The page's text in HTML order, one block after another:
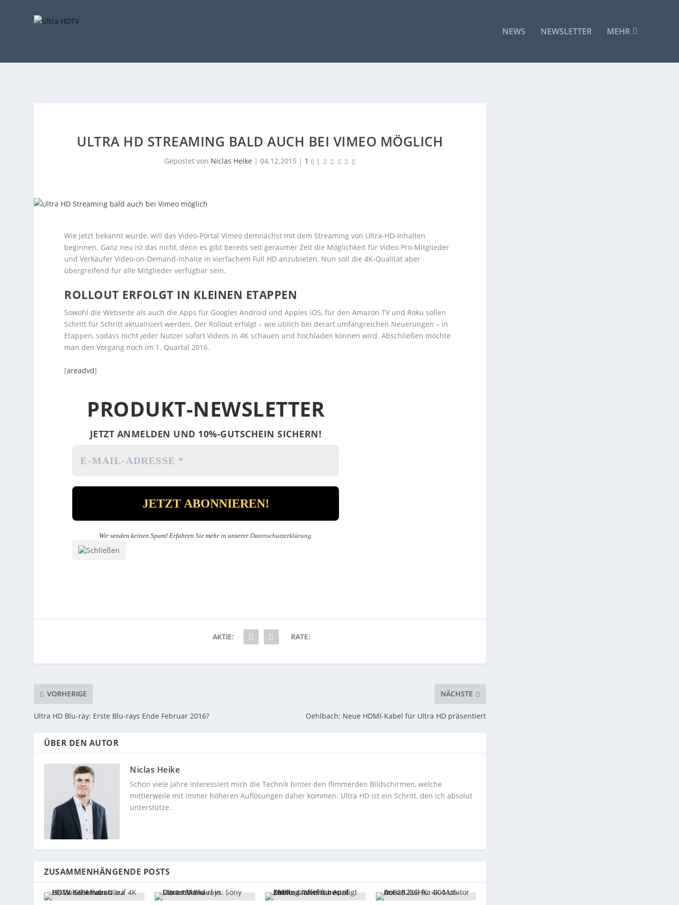
NEWS NEWSLETTER MEHR
ULTRA HD STREAMING BALD AUCH BEI VIMEO MÖGLICH
Gepostet von Niclas Heike |04.12.2015 | 1 |
Wie jetzt bekannt wurde, will das Video-Portal Vimeo demnächst mit dem Streaming von Ultra-HD-Inhalten
beginnen. Ganz neu ist das nicht, denn es gibt bereits seit geraumer Zeit die Möglichkeit für Video Pro-Mitglieder
und Verkäufer Video-on-Demand-Inhalte in vierfachem Full HD anzubieten. Nun soll die 4K-Qualität aber
übergreifend für alle Mitglieder verfügbar sein.
ROLLOUT ERFOLGT IN KLEINEN ETAPPEN
Sowohl die Webseite als auch die Apps für Googles Android und Apples iOS, für den Amazon TV und Roku sollen
Schritt für Schritt aktualisiert werden. Der Rollout erfolgt – wie üblich bei derart umfangreichen Neuerungen – in
Etappen, sodass nicht jeder Nutzer sofort Videos in 4K schauen und hochladen können wird. Abschließen möchte
man den Vorgang noch im 1. Quartal 2016.
[areadvd]
PRODUKT-NEWSLETTER
JETZT ANMELDEN UND 10%-GUTSCHEIN SICHERN!
Wir senden keinen Spam! Erfahren Sie mehr in unserer Datenschutzerklärung
AKTIE: RATE:
VORHERIGE
Ultra HD Blu-ray: Erste Blu-rays Ende Februar 2016?
NÄCHSTE
Oehlbach: Neue HDMI-Kabel für Ultra HD präsentiert
ÜBER DEN AUTOR
Niclas Heike
Schon viele Jahre interessiert mich die Technik hinter den flimmerden Bildschirmen, welche
mittlerweile mit immer höheren Auflösungen daher kommen. Ultra HD ist ein Schritt, den ich absolut
unterstütze.
ZUSAMMENHÄNGENDE POSTS